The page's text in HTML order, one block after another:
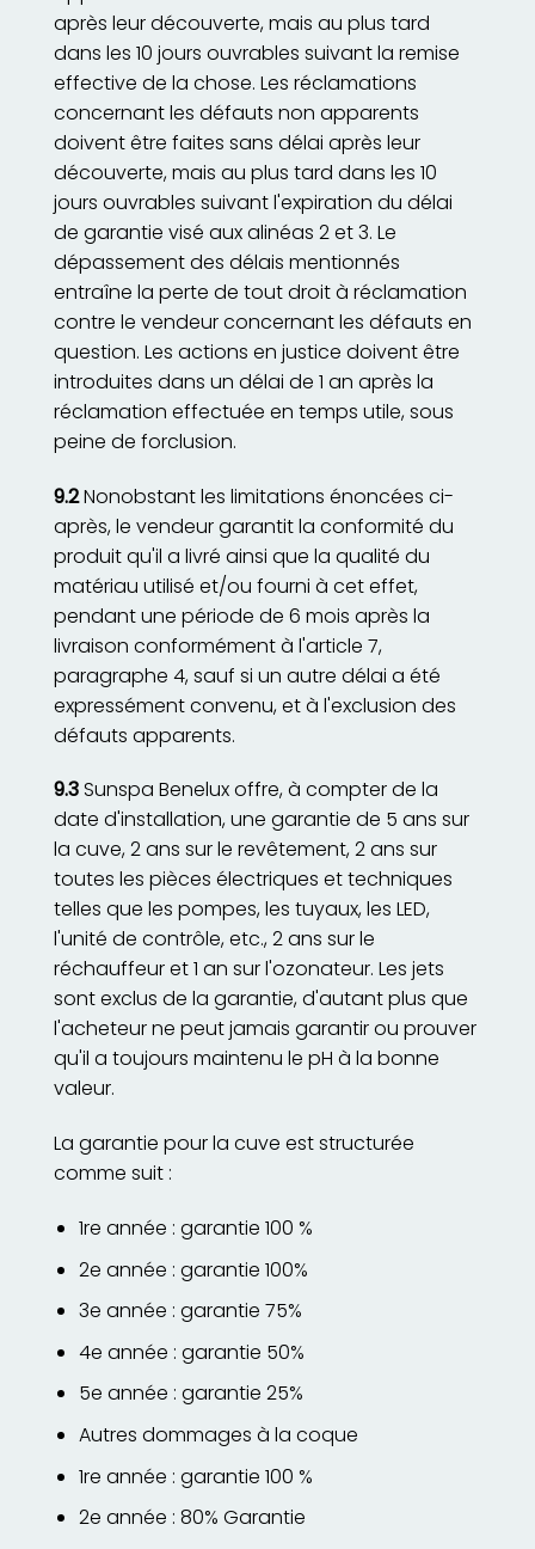
après leur découverte, mais au plus tard
dans les 10 jours ouvrables suivant la remise
effective de la chose. Les réclamations
concernant les défauts non apparents
doivent être faites sans délai après leur
découverte, mais au plus tard dans les 10
jours ouvrables suivant l'expiration du délai
de garantie visé aux alinéas 2 et 3. Le
dépassement des délais mentionnés
entraîne la perte de tout droit à réclamation
contre le vendeur concernant les défauts en
question. Les actions en justice doivent être
introduites dans un délai de 1 an après la
réclamation effectuée en temps utile, sous
peine de forclusion.
9.2Nonobstant les limitations énoncées ci-
après, le vendeur garantit la conformité du
produit qu'il a livré ainsi que la qualité du
matériau utilisé et/ou fourni à cet effet,
pendant une période de 6 mois après la
livraison conformément à l'article 7,
paragraphe 4, sauf si un autre délai a été
expressément convenu, et à l'exclusion des
défauts apparents.
9.3Sunspa Benelux offre, à compter de la
date d'installation, une garantie de 5 ans sur
la cuve, 2 ans sur le revêtement, 2 ans sur
toutes les pièces électriques et techniques
telles que les pompes, les tuyaux, les LED,
l'unité de contrôle, etc., 2 ans sur le
réchauffeur et 1 an sur l'ozonateur. Les jets
sont exclus de la garantie, d'autant plus que
l'acheteur ne peut jamais garantir ou prouver
qu'il a toujours maintenu le pH à la bonne
valeur.
La garantie pour la cuve est structurée
comme suit :
1re année : garantie 100 %
2e année : garantie 100%
3e année : garantie 75%
4e année : garantie 50%
5e année : garantie 25%
Autres dommages à la coque
1re année : garantie 100 %
2e année : 80% Garantie